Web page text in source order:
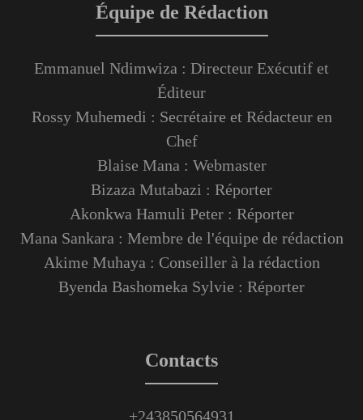
Équipe de Rédaction
Emmanuel Ndimwiza : Directeur Exécutif et
Éditeur
Rossy Muhemedi : Secrétaire et Rédacteur en
Chef
Blaise Mana : Webmaster
Bizaza Mutabazi : Réporter
Akonkwa Hamuli Peter : Réporter
Mana Sankara : Membre de l'équipe de rédaction
Akime Muhaya : Conseiller à la rédaction
Byenda Bashomeka Sylvie : Réporter
Contacts
+243850564931